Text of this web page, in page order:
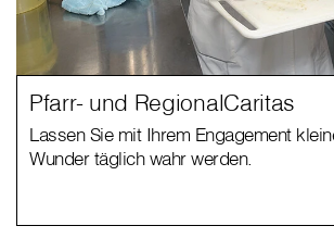
Pfarr- und RegionalCaritas
Lassen Sie mit Ihrem Engagement
Wunder täglich wahr werden.